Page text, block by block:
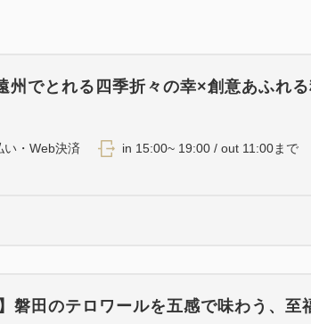
・空気加湿清浄機
州でとれる四季折々の幸×創意あふれ
い・Web決済 in 15:00~ 19:00 / out 11:00まで
磐田のテロワールを五感で味わう、至